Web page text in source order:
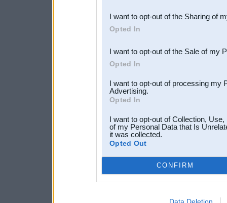
Downstream Participants
third parties.
I want to opt-out of the Sharing of
Opted In
I want to opt-out of the Sale of my
Opted In
I want to opt-out of processing my
Advertising.
Opted In
I want to opt-out of Collection,
of my Personal Data that Is
it was collected.
Opted Out
CONFIRM
Data Deletion